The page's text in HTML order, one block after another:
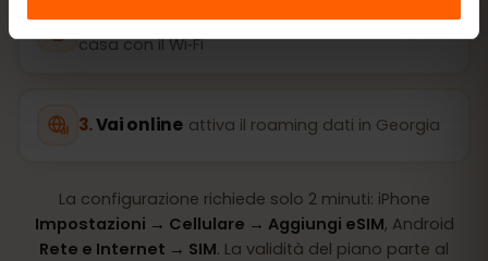
Installa la eSIM scansiona il QR code a
casa con il Wi‑Fi
Vai online attiva il roaming dati in Georgia
La configurazione richiede solo 2 minuti: iPhone
Impostazioni → Cellulare → Aggiungi eSIM, Android
Rete e Internet → SIM. La validità del piano parte al